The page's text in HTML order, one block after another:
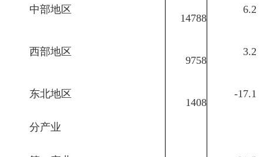
中部地区
14788
6.2
西部地区
9758
3.2
东北地区
1408
-17.1
分产业